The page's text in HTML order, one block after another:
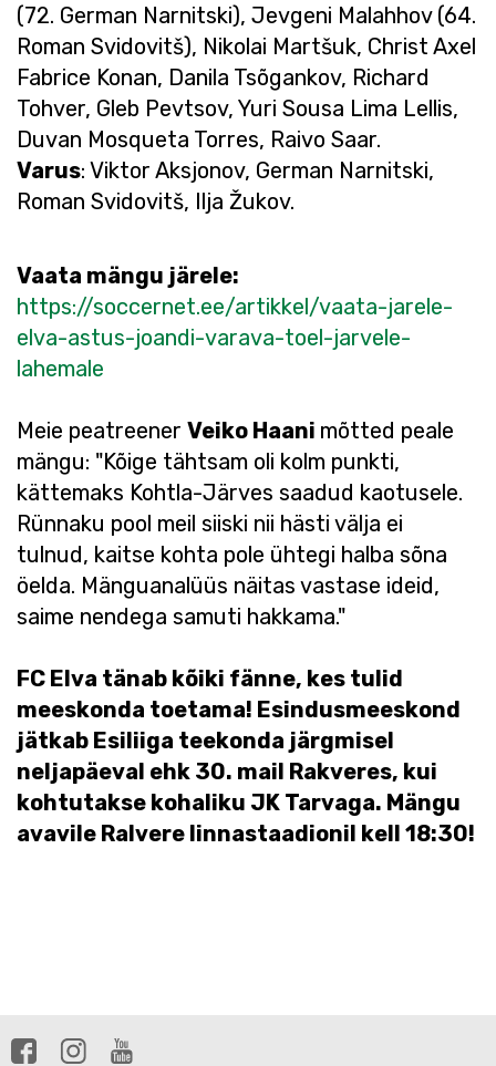
(72. German Narnitski), Jevgeni Malahhov (64.
Roman Svidovitš), Nikolai Martšuk, Christ Axel
Fabrice Konan, Danila Tsõgankov, Richard
Tohver, Gleb Pevtsov, Yuri Sousa Lima Lellis,
Duvan Mosqueta Torres, Raivo Saar.
Varus: Viktor Aksjonov, German Narnitski,
Roman Svidovitš, Ilja Žukov.
Vaata mängu järele:
https://soccernet.ee/artikkel/vaata-jarele-
elva-astus-joandi-varava-toel-jarvele-
lahemale
Meie peatreener Veiko Haani mõtted peale
mängu: "Kõige tähtsam oli kolm punkti,
kättemaks Kohtla-Järves saadud kaotusele.
Rünnaku pool meil siiski nii hästi välja ei
tulnud, kaitse kohta pole ühtegi halba sõna
öelda. Mänguanalüüs näitas vastase ideid,
saime nendega samuti hakkama."
FC Elva tänab kõiki fänne, kes tulid
meeskonda toetama! Esindusmeeskond
jätkab Esiliiga teekonda järgmisel
neljapäeval ehk 30. mail Rakveres, kui
kohtutakse kohaliku JK Tarvaga. Mängu
avavile Ralvere linnastaadionil kell 18:30!